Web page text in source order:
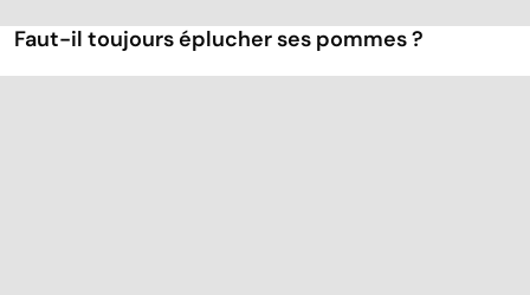
Faut-il toujours éplucher ses pommes ?